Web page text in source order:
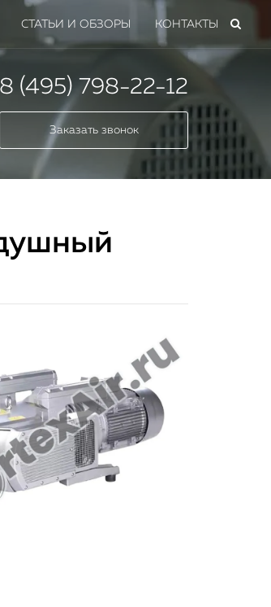
СТАТЬИ И ОБЗОРЫ КОНТАКТЫ
8 (495) 798-22-12
Заказать звонок